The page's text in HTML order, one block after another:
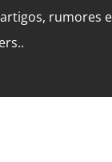
rumores e